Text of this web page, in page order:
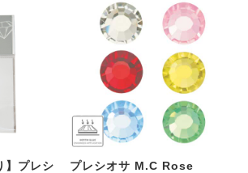
】プレシ
プレシオサ M.C Rose